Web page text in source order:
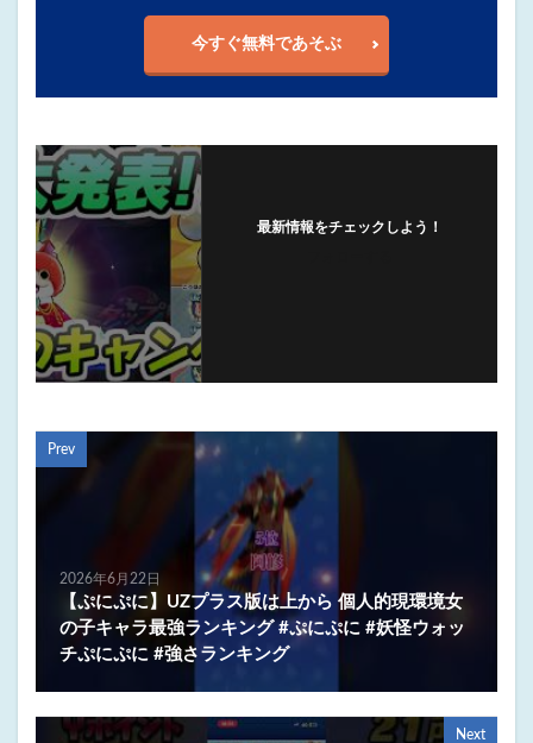
今すぐ無料であそぶ
最新情報をチェックしよう！
Prev
2026年6月22日
【ぷにぷに】UZプラス版は上から 個人的現環境女
の子キャラ最強ランキング #ぷにぷに #妖怪ウォッ
チぷにぷに #強さランキング
Next